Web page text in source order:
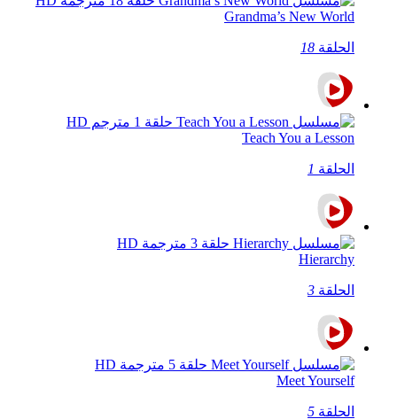
Grandma’s New World
الحلقة 18
Teach You a Lesson
الحلقة 1
Hierarchy
الحلقة 3
Meet Yourself
الحلقة 5